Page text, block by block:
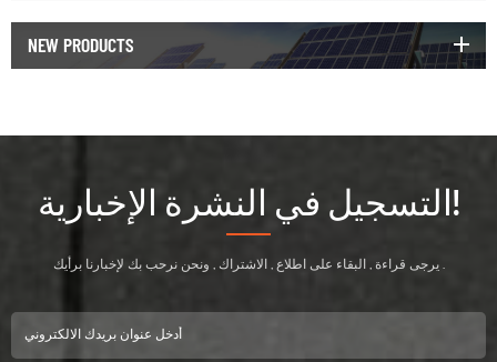
NEW PRODUCTS
التسجيل في النشرة الإخبارية!
يرجى قراءة , البقاء على اطلاع , الاشتراك , ونحن نرحب بك لإخبارنا برأيك .